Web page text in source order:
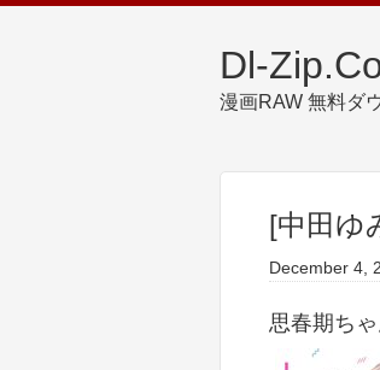
Dl-
漫画RAW 無料ダ
[中田ゆ
December 4,
思春期ち